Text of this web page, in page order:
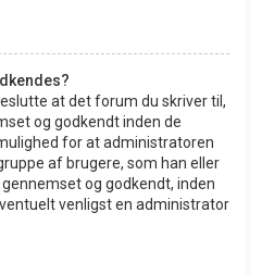
at det forum du skriver til,
og godkendt inden de
for at administratoren
af brugere, som han eller
og godkendt, inden
venligst en administrator